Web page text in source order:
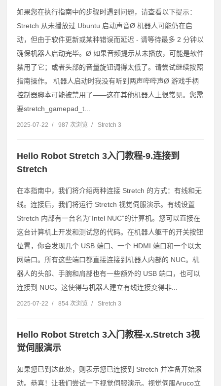
如果您在执行指南中的步骤时遇到问题，请查看以下提示：
Stretch 从未播放过 Ubuntu 启动声音Ø 机器人可能仍在启
动，但由于软件更新或某种错误而延迟 - 请等待最多 2 分钟以
确保机器人启动完毕。Ø 如果音频提示从未播放，可能是软件
禁用了它；或者头部的音量旋钮调得太低了。请尝试继续按照
指南操作。 机器人启动时我没有听到两声哔哔声Ø 游戏手柄
控制器脚本可能被禁用了——这在其他机器人上很常见。您需
要stretch_gamepad_t...
2025-07-22 / 987 次浏览 / Stretch 3
Hello Robot Stretch 3入门教程-9.连接到
Stretch
在本指南中，我们将介绍两种连接 Stretch 的方式：有线和无
线。连接后，我们将运行 Stretch 视觉伺服演示。有线设置
Stretch 内部有一台名为“Intel NUC”的计算机。您可以直接在
这台计算机上开发和测试您的代码。在机器人躯干的开关按钮
位置，你会发现几个 USB 端口、一个 HDMI 端口和一个以太
网端口。所有这些端口都直接连接到机器人内部的 NUC。机
器人的头部、手腕和肩部也有一些额外的 USB 端口，也可以
连接到 NUC。这使得与机器人建立有线连接变得非...
2025-07-22 / 854 次浏览 / Stretch 3
Hello Robot Stretch 3入门教程-x.Stretch 3视
觉伺服演示
如果您已到达此处，则表示您已连接到 Stretch 并准备开始滚
动。恭喜！让我们尝试一下视觉伺服演示。视觉伺服Aruco立